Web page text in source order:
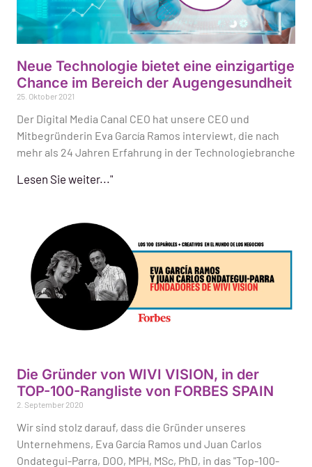
Neue Technologie bietet eine einzigartige
Chance im Bereich der Augengesundheit
25. Oktober 2021
Der Digital Media Canal CEO hat unsere CEO und
Mitbegründerin Eva García Ramos interviewt, die nach
mehr als 24 Jahren Erfahrung in der Technologiebranche
Lesen Sie weiter..."
Die Gründer von WIVI VISION, in der
TOP-100-Rangliste von FORBES SPAIN
2. September 2020
Wir sind stolz darauf, dass die Gründer unseres
Unternehmens, Eva García Ramos und Juan Carlos
Ondategui-Parra, DOO, MPH, MSc, PhD, in das "Top-100-